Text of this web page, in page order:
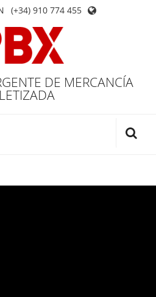
(+34) 910 774 455
DE MERCANCÍA